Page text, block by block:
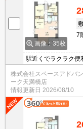
画像：35枚
7
駅近くでラクラク便
機 追い炊き機能
問い合わせはエイブ
株式会社スペースアドバ
ーク天満橋店
情報更新日 2026/08/10